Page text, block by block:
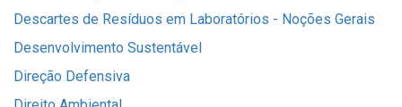
Descartes de Resíduos em Laboratórios - Noções Gerais
Desenvolvimento Sustentável
Direção Defensiva